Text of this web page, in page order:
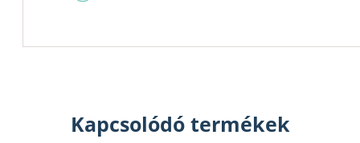
Kapcsolódó termékek